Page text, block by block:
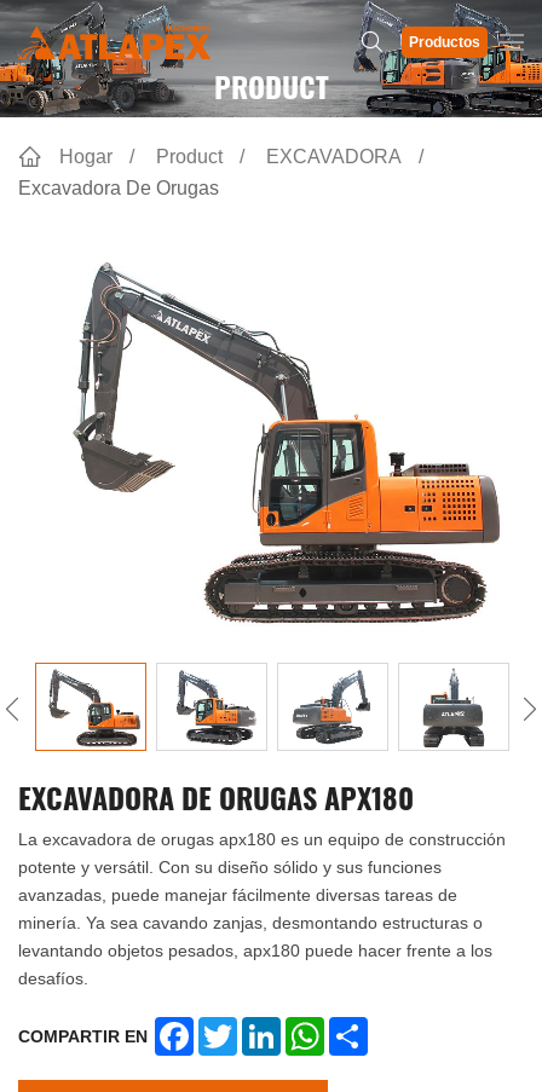
Productos
PRODUCT
Hogar Product
EXCAVADORA
Excavadora De Orugas
EXCAVADORA DE ORUGAS APX180
La excavadora de orugas apx180 es un equipo de construcción
potente y versátil. Con su diseño sólido y sus funciones
avanzadas, puede manejar fácilmente diversas tareas de
minería. Ya sea cavando zanjas, desmontando estructuras o
levantando objetos pesados, apx180 puede hacer frente a los
desafíos.
COMPARTIR EN FacebookTwitterLinkedInWhatsApp